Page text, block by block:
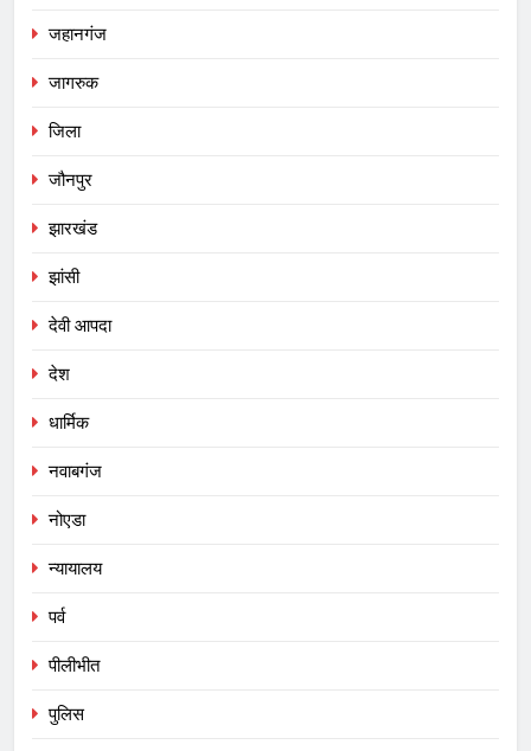
जहानगंज
जागरुक
जिला
जौनपुर
झारखंड
झांसी
देवी आपदा
देश
धार्मिक
नवाबगंज
नोएडा
न्यायालय
पर्व
पीलीभीत
पुलिस